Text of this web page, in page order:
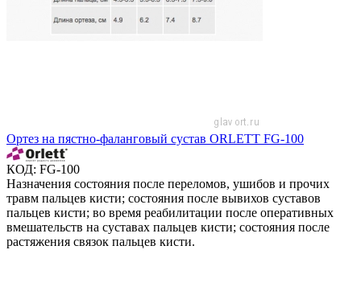
Ортез на пястно-фаланговый сустав ORLETT FG-100
КОД: FG-100
Назначения состояния после переломов, ушибов и прочих
травм пальцев кисти; состояния после вывихов суставов
пальцев кисти; во время реабилитации после оперативных
вмешательств на суставах пальцев кисти; состояния после
растяжения связок пальцев кисти.